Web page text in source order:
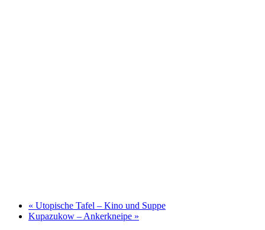
« Utopische Tafel – Kino und Suppe
Kupazukow – Ankerkneipe »